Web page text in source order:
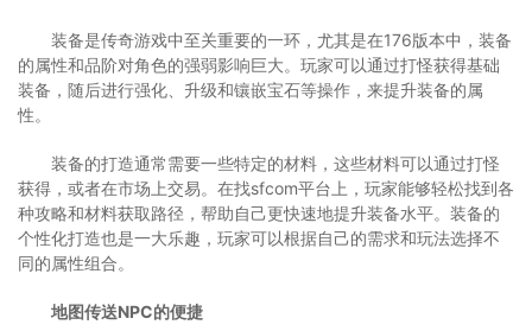
装备是传奇游戏中至关重要的一环，尤其是在176版本中，装备
的属性和品阶对角色的强弱影响巨大。玩家可以通过打怪获得基础
装备，随后进行强化、升级和镶嵌宝石等操作，来提升装备的属
性。
装备的打造通常需要一些特定的材料，这些材料可以通过打怪
获得，或者在市场上交易。在找sfcom平台上，玩家能够轻松找到各
种攻略和材料获取路径，帮助自己更快速地提升装备水平。装备的
个性化打造也是一大乐趣，玩家可以根据自己的需求和玩法选择不
同的属性组合。
地图传送NPC的便捷